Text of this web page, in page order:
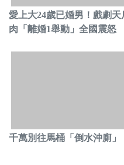
愛上大24歲已婚男！戲劇
肉「離婚1舉動」全國震怒
千萬別往馬桶「倒水沖廁